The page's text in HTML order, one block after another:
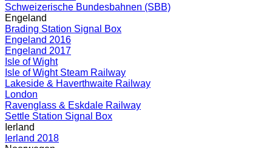
Schweizerische Bundesbahnen (SBB)
Engeland
Brading Station Signal Box
Engeland 2016
Engeland 2017
Isle of Wight
Isle of Wight Steam Railway
Lakeside & Haverthwaite Railway
London
Ravenglass & Eskdale Railway
Settle Station Signal Box
Ierland
Ierland 2018